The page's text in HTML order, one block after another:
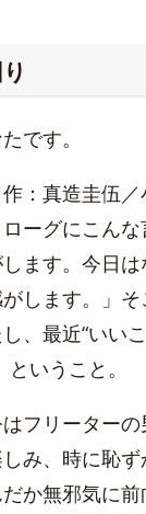
です。
作：真造圭伍
ーグにこん
ます。今日
します。」
、最近“いい
いうこと。
フリーター
み、時に恥
か無邪気に